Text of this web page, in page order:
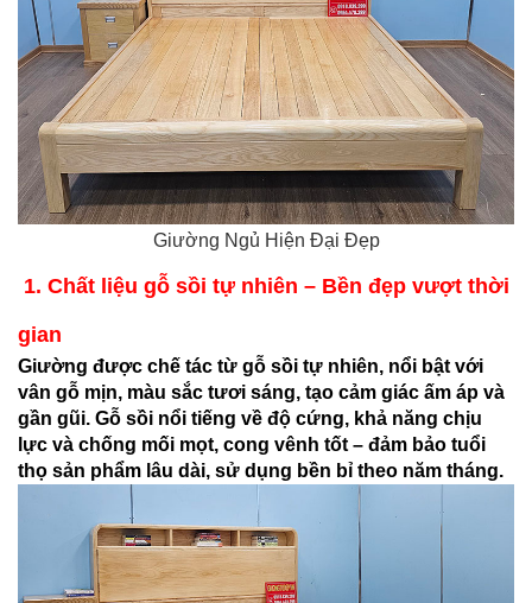
Giường Ngủ Hiện Đại Đẹp
1. Chất liệu gỗ sồi tự nhiên – Bền đẹp vượt thời
gian
Giường được chế tác từ gỗ sồi tự nhiên, nổi bật với
vân gỗ mịn, màu sắc tươi sáng, tạo cảm giác ấm áp và
gần gũi. Gỗ sồi nổi tiếng về độ cứng, khả năng chịu
lực và chống mối mọt, cong vênh tốt – đảm bảo tuổi
thọ sản phẩm lâu dài, sử dụng bền bỉ theo năm tháng.